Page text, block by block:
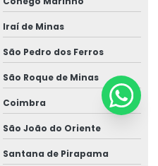
Iraí de Minas
São Pedro dos Ferros
São Roque de Minas
Coimbra
São João do Oriente
Santana de Pirapama